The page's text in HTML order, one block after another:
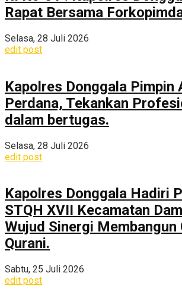
Rapat Bersama
Selasa, 28 Juli 2026
edit post
Kapolres Donggala Pimpin
Perdana, Tekankan
dalam bertugas.
Selasa, 28 Juli 2026
edit post
Kapolres Donggala Hadiri
STQH XVII Kecamatan
Wujud Sinergi Membangun
Qurani.
Sabtu, 25 Juli 2026
edit post